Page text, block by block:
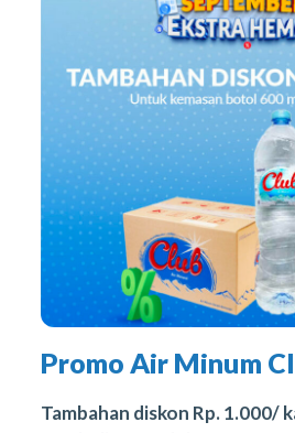
Promo Air Minum
Tambahan diskon Rp. 1.000/